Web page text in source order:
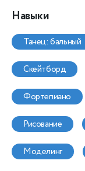
Навыки
танец: бальный
скейтборд
фортепиано
рисование
моделинг